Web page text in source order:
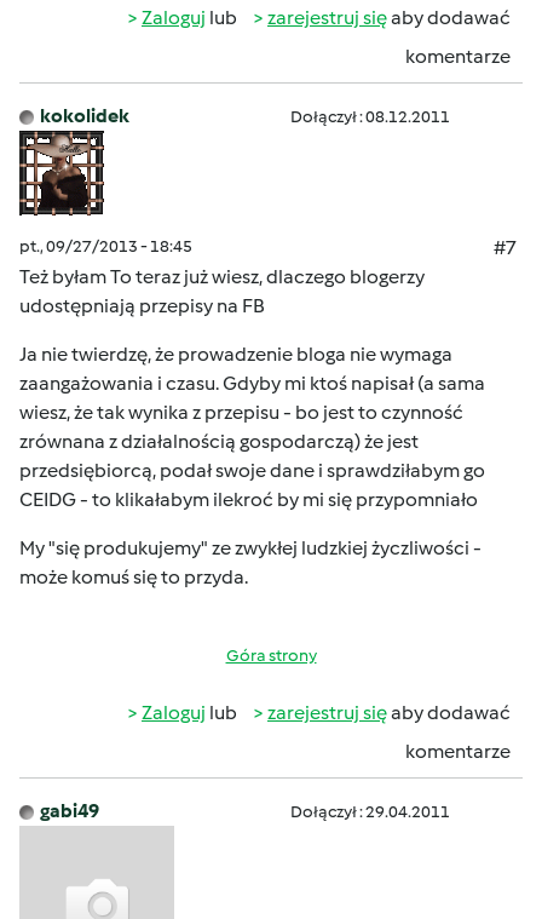
Zaloguj lub zarejestruj sięaby dodawać
komentarze
kokolidek Dołączył : 08.12.2011
pt., 09/27/2013 - 18:45
#7
Też byłamTo teraz już wiesz, dlaczego blogerzy
udostępniają przepisy na FB
Ja nie twierdzę, że prowadzenie bloga nie wymaga
zaangażowania i czasu. Gdyby mi ktoś napisał (a sama
wiesz, że tak wynika z przepisu - bo jest to czynność
zrównana z działalnością gospodarczą) że jest
przedsiębiorcą, podał swoje dane i sprawdziłabym go
CEIDG - to klikałabym ilekroć by mi się przypomniało
My "się produkujemy" ze zwykłej ludzkiej życzliwości -
może komuś się to przyda.
Góra strony
Zaloguj lub zarejestruj sięaby dodawać
komentarze
gabi49 Dołączył : 29.04.2011